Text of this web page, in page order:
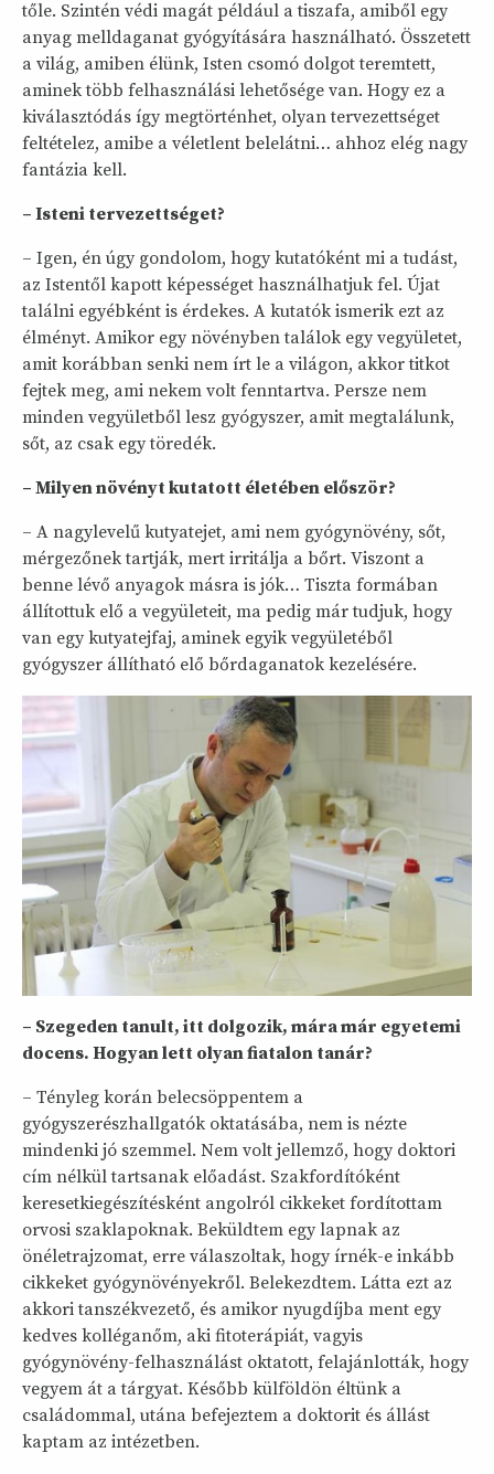
tőle. Szintén védi magát például a tiszafa, amiből egy
anyag melldaganat gyógyítására használható. Összetett
a világ, amiben élünk, Isten csomó dolgot teremtett,
aminek több felhasználási lehetősége van. Hogy ez a
kiválasztódás így megtörténhet, olyan tervezettséget
feltételez, amibe a véletlent belelátni… ahhoz elég nagy
fantázia kell.
– Isteni tervezettséget?
– Igen, én úgy gondolom, hogy kutatóként mi a tudást,
az Istentől kapott képességet használhatjuk fel. Újat
találni egyébként is érdekes. A kutatók ismerik ezt az
élményt. Amikor egy növényben találok egy vegyületet,
amit korábban senki nem írt le a világon, akkor titkot
fejtek meg, ami nekem volt fenntartva. Persze nem
minden vegyületből lesz gyógyszer, amit megtalálunk,
sőt, az csak egy töredék.
– Milyen növényt kutatott életében először?
– A nagylevelű kutyatejet, ami nem gyógynövény, sőt,
mérgezőnek tartják, mert irritálja a bőrt. Viszont a
benne lévő anyagok másra is jók… Tiszta formában
állítottuk elő a vegyületeit, ma pedig már tudjuk, hogy
van egy kutyatejfaj, aminek egyik vegyületéből
gyógyszer állítható elő bőrdaganatok kezelésére.
– Szegeden tanult, itt dolgozik, mára már egyetemi
docens. Hogyan lett olyan fiatalon tanár?
– Tényleg korán belecsöppentem a
gyógyszerészhallgatók oktatásába, nem is nézte
mindenki jó szemmel. Nem volt jellemző, hogy doktori
cím nélkül tartsanak előadást. Szakfordítóként
keresetkiegészítésként angolról cikkeket fordítottam
orvosi szaklapoknak. Beküldtem egy lapnak az
önéletrajzomat, erre válaszoltak, hogy írnék-e inkább
cikkeket gyógynövényekről. Belekezdtem. Látta ezt az
akkori tanszékvezető, és amikor nyugdíjba ment egy
kedves kolléganőm, aki fitoterápiát, vagyis
gyógynövény-felhasználást oktatott, felajánlották, hogy
vegyem át a tárgyat. Később külföldön éltünk a
családommal, utána befejeztem a doktorit és állást
kaptam az intézetben.